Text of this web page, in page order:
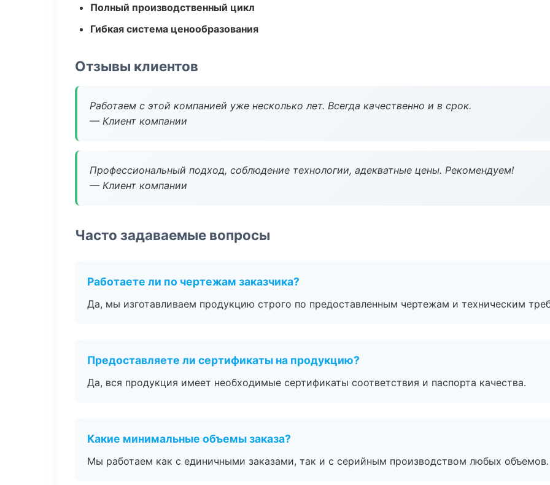
Полный производственный цикл
Гибкая система ценообразования
Отзывы клиентов
Работаем с этой компанией уже несколько лет. Всегда качественно и в срок.
— Клиент компании
Профессиональный подход, соблюдение технологии, адекватные цены. Рекомендуем!
— Клиент компании
Часто задаваемые вопросы
Работаете ли по чертежам заказчика?
Да, мы изготавливаем продукцию строго по предоставленным чертежам и техническим
Предоставляете ли сертификаты на продукцию?
Да, вся продукция имеет необходимые сертификаты соответствия и паспорта качества.
Какие минимальные объемы заказа?
Мы работаем как с единичными заказами, так и с серийным производством любых объемов.